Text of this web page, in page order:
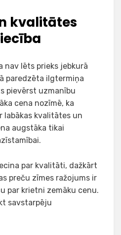
kvalitātes
nav lēts prieks jebkurā
paredzēta ilgtermiņa
pievērst uzmanību
cena nozīmē, ka
labākas kvalitātes un
augstāka tikai
par kvalitāti, dažkārt
preču zīmes ražojums ir
par krietni zemāku cenu.
savstarpēju